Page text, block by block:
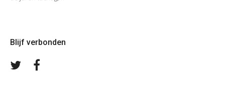
Blijf verbonden
Volg